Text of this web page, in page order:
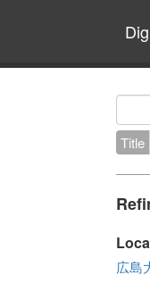
Title
広島